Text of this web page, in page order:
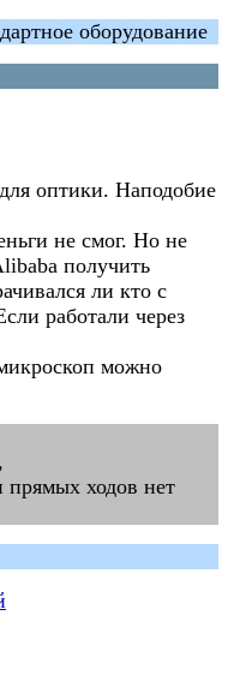
оборудование
оптики. Наподобие
не смог. Но не
получить
ли кто с
работали через
можно
ходов нет